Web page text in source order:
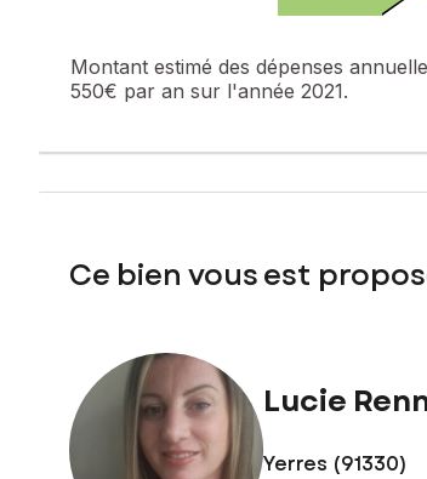
Montant estimé des dépenses
550€ par an sur l'année 2021.
Ce bien vous est
Lucie
Yerres (91330)